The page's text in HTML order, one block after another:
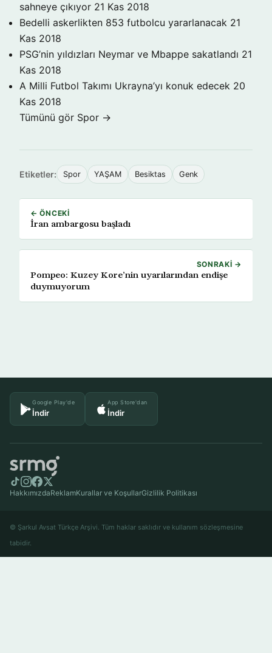
sahneye çıkıyor 21 Kas 2018
Bedelli askerlikten 853 futbolcu yararlanacak 21
Kas 2018
PSG’nin yıldızları Neymar ve Mbappe sakatlandı 21
Kas 2018
A Milli Futbol Takımı Ukrayna’yı konuk edecek 20
Kas 2018
Tümünü gör Spor →
Etiketler: Spor YAŞAM Besiktas Genk
← ÖNCEKI
İran ambargosu başladı
SONRAKI →
Pompeo: Kuzey Kore’nin uyarılarından endişe
duymuyorum
Google Play'de
İndir
App Store'dan
İndir
HakkımızdaReklamKurallar ve KoşullarGizlilik Politikası
© Şarkul Avsat Türkçe Arşivi. Tüm haklar saklıdır ve kullanım sözleşmesine
tabidir.